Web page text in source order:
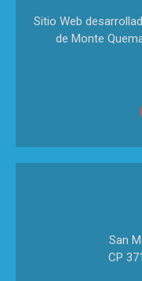
Sitio Web
de Monte
San
CP